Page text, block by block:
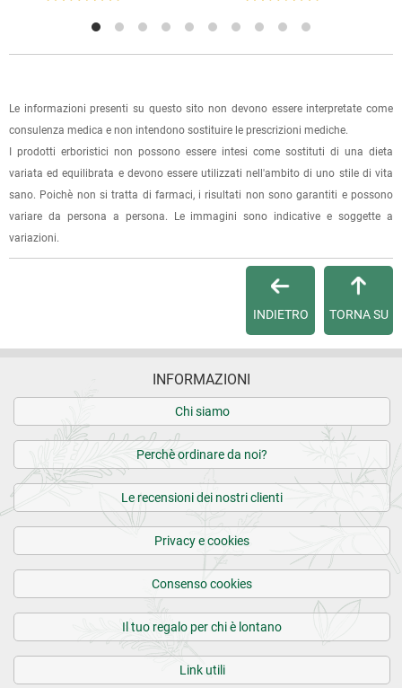
l'ordine sarà pronto per il ritiro.
(selezionando l'apposita casella del modulo d'ordine e
specificando l'indirizzo di fatturazione).
Dalla tuaArea Clientepotrai verificare lo stato di lavorazione
dell'ordine e lo stato della spedizione.
Per qualsiasi informazione, contattaci via
Condizioni di vendita
Le informazioni presenti su questo sito non devono essere interpretate come
consulenza medica e non intendono sostituire le prescrizioni mediche.
I prodotti erboristici non possono essere intesi come sostituti di una dieta
variata ed equilibrata e devono essere utilizzati nell'ambito di uno stile di vita
sano. Poichè non si tratta di farmaci, i risultati non sono garantiti e possono
variare da persona a persona. Le immagini sono indicative e soggette a
variazioni.
TORNA SU
INDIETRO
INFORMAZIONI
Chi siamo
Perchè ordinare da noi?
Le recensioni dei nostri clienti
Privacy e cookies
Consenso cookies
Il tuo regalo per chi è lontano
Link utili